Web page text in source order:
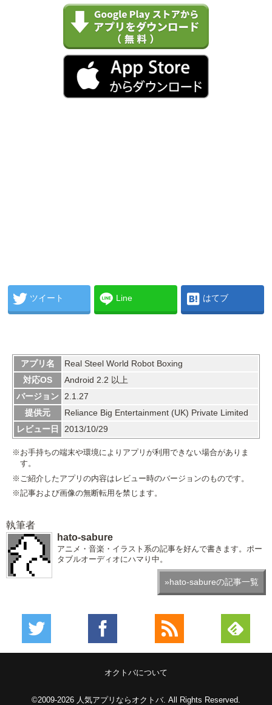
ツイート Line はてブ
アプリ名
Real Steel World Robot Boxing
対応OS
Android 2.2 以上
バージョン
2.1.27
提供元
Reliance Big Entertainment (UK) Private Limited
レビュー日
2013/10/29
※お手持ちの端末や環境によりアプリが利用できない場合がありま
す。
※ご紹介したアプリの内容はレビュー時のバージョンのものです。
※記事および画像の無断転用を禁じます。
執筆者
hato-sabure
アニメ・音楽・イラスト系の記事を好んで書きます。ポー
タブルオーディオにハマり中。
»hato-sabureの記事一覧
オクトバについて
©2009-2026 人気アプリならオクトバ. All Rights Reserved.